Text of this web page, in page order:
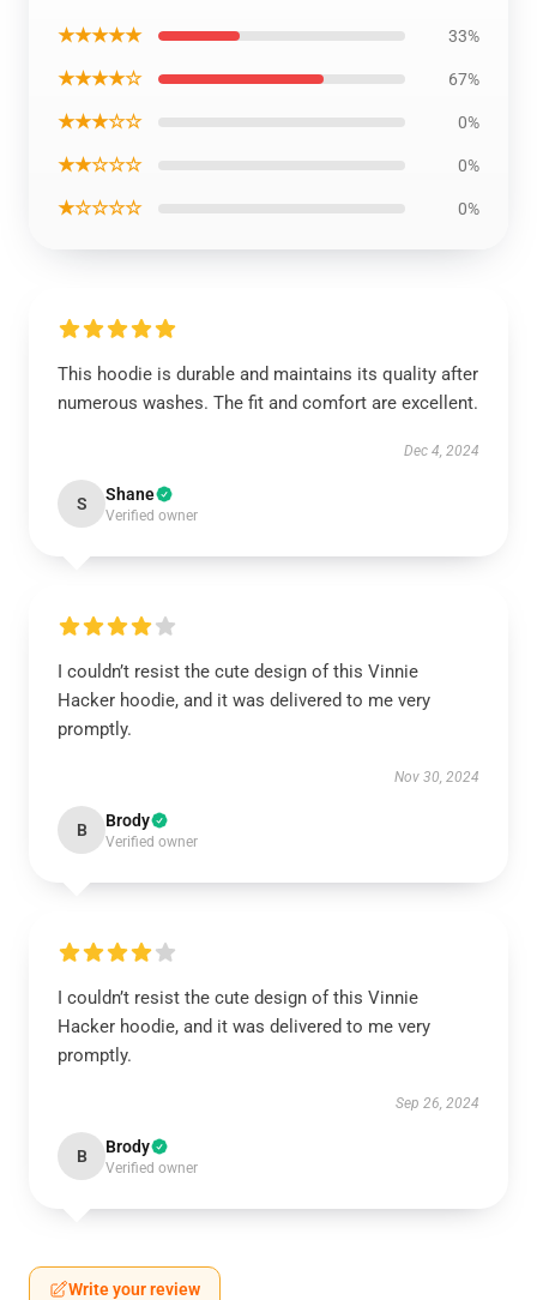
★★★★★ 33%
★★★★☆ 67%
★★★☆☆ 0%
★★☆☆☆ 0%
★☆☆☆☆ 0%
This hoodie is durable and maintains its quality after
numerous washes. The fit and comfort are excellent.
Dec 4, 2024
S Shane
Verified owner
I couldn’t resist the cute design of this Vinnie
Hacker hoodie, and it was delivered to me very
promptly.
Nov 30, 2024
B Brody
Verified owner
I couldn’t resist the cute design of this Vinnie
Hacker hoodie, and it was delivered to me very
promptly.
Sep 26, 2024
B Brody
Verified owner
Write your review